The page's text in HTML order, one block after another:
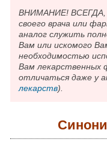
ВНИМАНИЕ! ВСЕГДА,
своего врача или
аналог служить
Вам или искомого
необходимостью
Вам лекарственных
отличаться даже у
лекарств).